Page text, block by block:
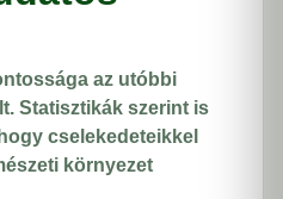
az utóbbi
Statisztikák szerint is
cselekedeteikkel
környezet